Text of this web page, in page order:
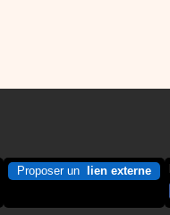
Proposer un lien externe